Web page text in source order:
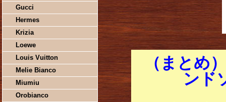
Gucci
Hermes
Krizia
Loewe
Louis Vuitton
Melie Bianco
Miumiu
Orobianco
（まとめ
ンド